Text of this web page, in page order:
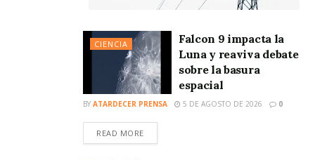
CIENCIA
Falcon 9 impacta la
Luna y reaviva debate
sobre la basura
espacial
BY ATARDECER PRENSA 5 DE AGOSTO DE 2026 0
READ MORE